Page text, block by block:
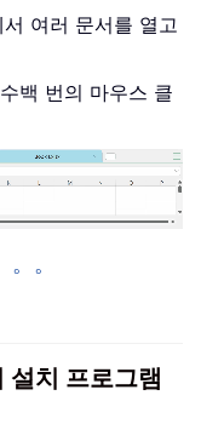
여러 문서를 열고
백 번의 마우스 클
。
치 프로그램